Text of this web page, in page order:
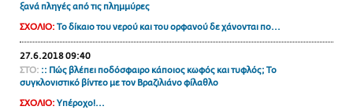
ξανά πληγές από τις πλημμύρες
ΣΧΟΛΙΟ: Το δίκαιο του νερού και του ορφανού δε χάνονται πο...
27.6.2018 09:40
ΣΤΟ: :: Πώς βλέπει ποδόσφαιρο κάποιος κωφός και τυφλός; Το
συγκλονιστικό βίντεο με τον Βραζιλιάνο φίλαθλο
ΣΧΟΛΙΟ: Υπέροχο!...